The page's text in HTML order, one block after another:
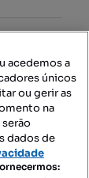
acedemos a
únicos
ou gerir as
na
dados de